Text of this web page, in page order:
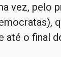
vez, pelo
até o final